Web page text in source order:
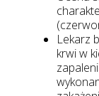
Lekarz
krwi w